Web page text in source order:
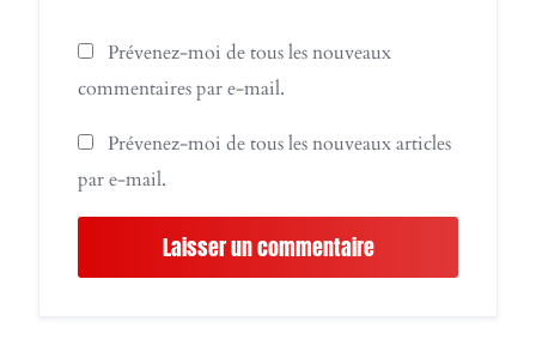
Prévenez-moi de tous les nouveaux
commentaires par e-mail.
Prévenez-moi de tous les nouveaux articles
par e-mail.